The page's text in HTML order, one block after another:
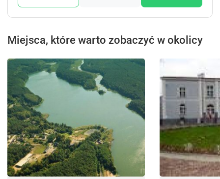
Miejsca, które warto zobaczyć w okolicy